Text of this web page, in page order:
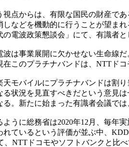
点からは、有限な国民の財産で
などを機動的に行うことが望ま
電波政策懇談会」にて、有識者
は事業展開に欠かせない生命線
このプラチナバンドは、NTTド
モバイルにプラチナバンドは割
る状況を見直すべきだという意見
。新たに始まった有識者会議で
うに総務省は2020年12月、毎年
ているという評価が並ぶ中、
、NTTドコモやソフトバンクと比